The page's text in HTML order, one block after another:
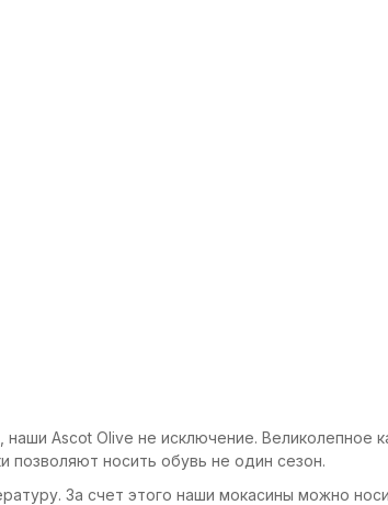
Ascot Olive не исключение. Великолепное
носить обувь не один сезон.
За счет этого наши мокасины можно